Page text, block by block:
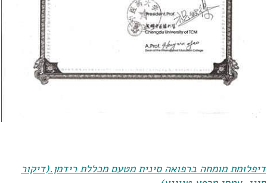
דיפלומת מומחה ברפואה סינית מטעם מכללת רידמן.(דיקור